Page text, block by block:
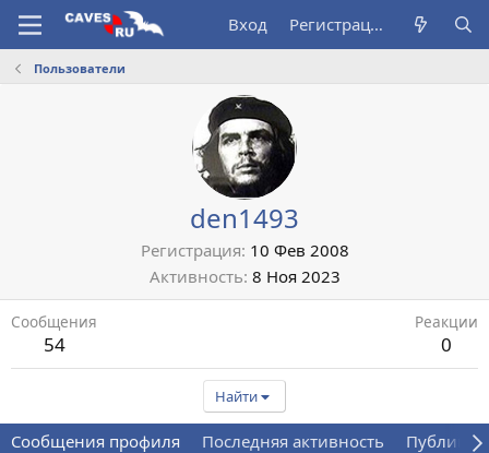
Вход Регистрация
Пользователи
den1493
Регистрация 10 Фев 2008
Активность 8 Ноя 2023
Сообщения
54
Реакции
0
Найти
Сообщения профиля Последняя активность